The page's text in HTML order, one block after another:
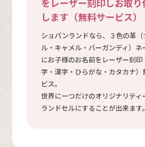
します（無料サービス）
ショパンランドなら、３色の革（
ル・キャメル・バーガンディ）ネ
にお子様のお名前をレーザー刻印
字・漢字・ひらがな・カタカナ）
ビス。
世界に一つだけのオリジナリティ
ランドセルにすることが出来ます。